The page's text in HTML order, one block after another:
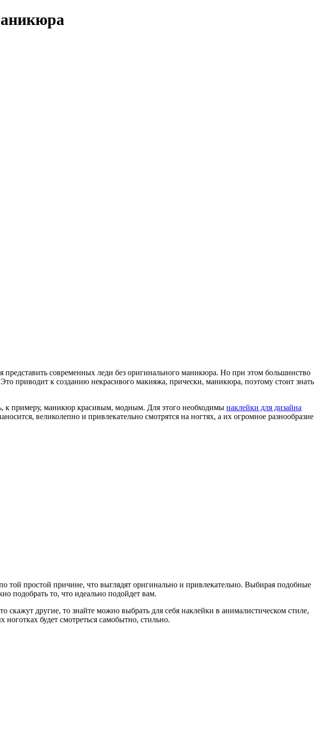
современных леди без оригинального маникюра. Но при этом большинство
приводит к созданию некрасивого макияжа, прически, маникюра, поэтому стоит знать
к примеру, маникюр красивым, модным. Для этого необходимы наклейки для дизайна
великолепно и привлекательно смотрятся на ногтях, а их огромное разнообразие
простой причине, что выглядят оригинально и привлекательно. Выбирая подобные
подобрать то, что идеально подойдет вам.
другие, то знайте можно выбрать для себя наклейки в анималистическом стиле,
будет смотреться самобытно, стильно.